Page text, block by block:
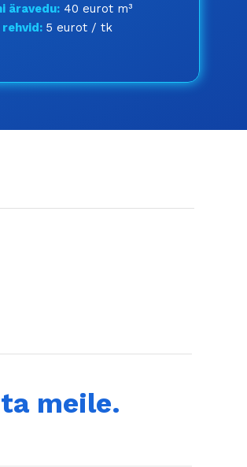
äravedu: 40 eurot m³
5 eurot / tk
meile.